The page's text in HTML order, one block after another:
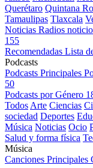
Querétaro Quintana
Tamaulipas Tlaxcala
Noticias Radios
155
Recomendadas Lista
Podcasts
Podcasts Principales
50
Podcasts por Género
Todos Arte Ciencias
sociedad Deportes
Música Noticias Ocio
Salud y forma física
Música
Canciones Principales